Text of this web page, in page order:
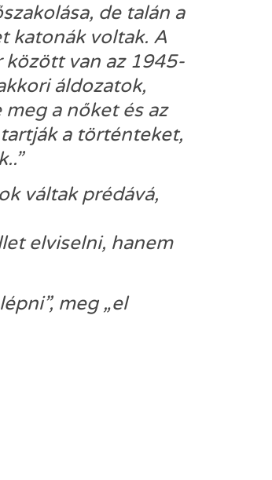
de talán a
katonák voltak. A
van az 1945-
áldozatok,
a nőket és az
a történteket,
váltak prédává,
elviselni, hanem
meg „el